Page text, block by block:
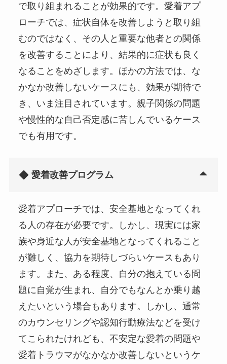
で取り組まれることが効果的です。愛着アプ
ローチでは、症状自体を改善しようと取り組
むのではなく、その人と重要な他者との関係
を改善することにより、結果的に症状も良く
なることをめざします。ほかの方法では、な
かなか改善しないケースにも、効果が期待で
き、いま注目されています。親子関係の問題
や慢性的な自己否定感に苦しんでいるケース
でも有用です。
愛着改善プログラム
愛着アプローチでは、安全基地となってくれ
る人の存在が必要です。しかし、現実には家
族や身近な人が安全基地となってくれること
が難しく、協力を期待しづらいケースもあり
ます。また、ある程度、自分の抱えている問
題に自覚が生まれ、自分でもなんとか乗り越
えたいという場合もあります。しかし、通常
のカウンセリングや認知行動療法などを受け
てこられたけれども、不安定な愛着の問題や
愛着トラウマがなかなか改善しないというケ